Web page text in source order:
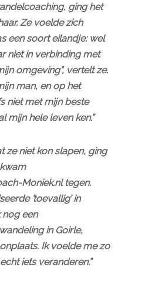
ging het
Ze voelde zich
een soort eilandje: wel
niet in verbinding met
omgeving”, vertelt ze.
man, en op het
niet met mijn beste
mijn hele leven ken.”
ze niet kon slapen, ging
Moniek.nl tegen.
’toevallig’ in
nog een
in Goirle,
Ik voelde me zo
iets veranderen.”